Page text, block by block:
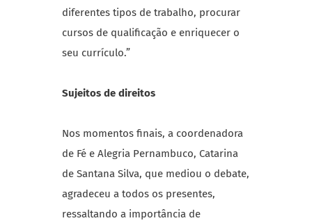
diferentes tipos de trabalho, procurar
cursos de qualificação e enriquecer o
seu currículo.”
Sujeitos de direitos
Nos momentos finais, a coordenadora
de Fé e Alegria Pernambuco, Catarina
de Santana Silva, que mediou o debate,
agradeceu a todos os presentes,
ressaltando a importância de